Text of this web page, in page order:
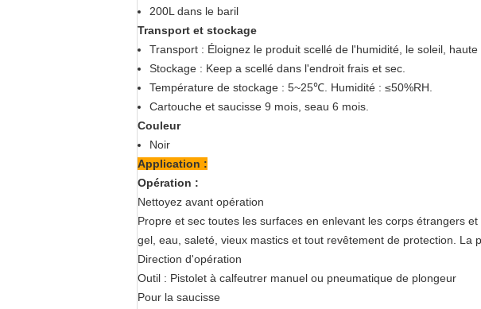
200L dans le baril
Transport et stockage
Transport : Éloignez le produit scellé de l'humidité, le soleil,
Stockage : Keep a scellé dans l'endroit frais et sec.
Température de stockage : 5~25℃. Humidité : ≤50%RH.
Cartouche et saucisse 9 mois, seau 6 mois.
Couleur
Noir
Application :
Opération :
Nettoyez avant opération
Propre et sec toutes les surfaces en enlevant les corps étrangers
gel, eau, saleté, vieux mastics et tout revêtement de protection.
Direction d'opération
Outil : Pistolet à calfeutrer manuel ou pneumatique de plongeur
Pour la saucisse